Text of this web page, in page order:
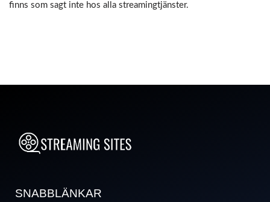
finns som sagt inte hos alla streamingtjänster.
SNABBLÄNKAR